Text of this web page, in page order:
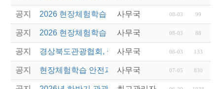
공지 2026 현장체험학습 안전과정 교육(신규. 재강습)
사무국 08-03 99
공지 2026 현장체험학습 안전과정(신규. 재강습) 교육 성
사무국 08-03 88
공지 경상북도관광협회, 중국 단동 해외여행상품 개발 팸
사무국 08-03 133
공지 현장체험학습 안전과정(신규/재강습) 안내
사무국 07-05 830